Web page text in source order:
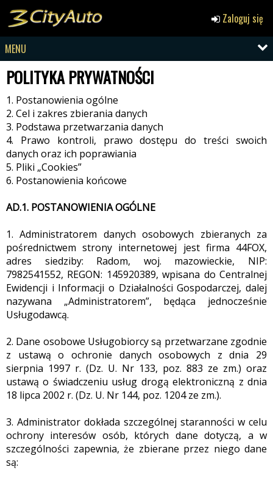
Zaloguj się
MENU
POLITYKA PRYWATNOŚCI
1. Postanowienia ogólne
2. Cel i zakres zbierania danych
3. Podstawa przetwarzania danych
4. Prawo kontroli, prawo dostępu do treści swoich
danych oraz ich poprawiania
5. Pliki „Cookies”
6. Postanowienia końcowe
AD.1. POSTANOWIENIA OGÓLNE
1. Administratorem danych osobowych zbieranych za
pośrednictwem strony internetowej jest firma 44FOX,
adres siedziby: Radom, woj. mazowieckie, NIP:
7982541552, REGON: 145920389, wpisana do Centralnej
Ewidencji i Informacji o Działalności Gospodarczej, dalej
nazywana „Administratorem”, będąca jednocześnie
Usługodawcą.
2. Dane osobowe Usługobiorcy są przetwarzane zgodnie
z ustawą o ochronie danych osobowych z dnia 29
sierpnia 1997 r. (Dz. U. Nr 133, poz. 883 ze zm.) oraz
ustawą o świadczeniu usług drogą elektroniczną z dnia
18 lipca 2002 r. (Dz. U. Nr 144, poz. 1204 ze zm.).
3. Administrator dokłada szczególnej staranności w celu
ochrony interesów osób, których dane dotyczą, a w
szczególności zapewnia, że zbierane przez niego dane
są: